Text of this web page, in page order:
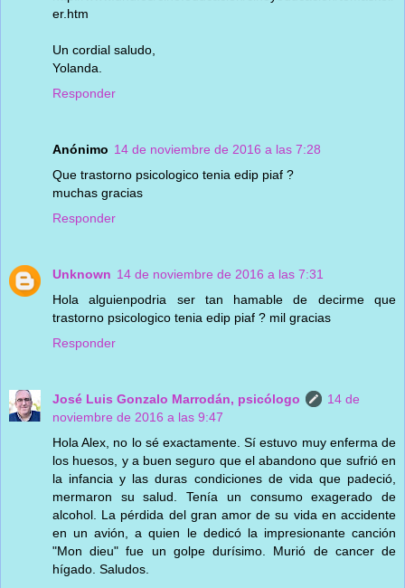
er.htm
Un cordial saludo,
Yolanda.
Responder
Anónimo 14 de noviembre de 2016 a las 7:28
Que trastorno psicologico tenia edip piaf ?
muchas gracias
Responder
Unknown 14 de noviembre de 2016 a las 7:31
Hola alguienpodria ser tan hamable de decirme que
trastorno psicologico tenia edip piaf ? mil gracias
Responder
José Luis Gonzalo Marrodán, psicólogo
14 de
noviembre de 2016 a las 9:47
Hola Alex, no lo sé exactamente. Sí estuvo muy enferma de
los huesos, y a buen seguro que el abandono que sufrió en
la infancia y las duras condiciones de vida que padeció,
mermaron su salud. Tenía un consumo exagerado de
alcohol. La pérdida del gran amor de su vida en accidente
en un avión, a quien le dedicó la impresionante canción
"Mon dieu" fue un golpe durísimo. Murió de cancer de
hígado. Saludos.